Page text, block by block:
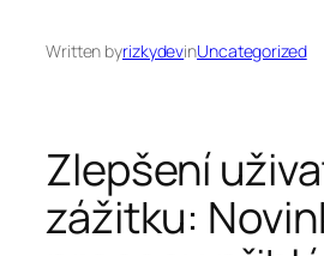
Written byrizkydevinUncategorized
Zlepšení
zážitku: